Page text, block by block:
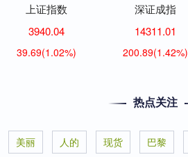
上证指数
3940.04
39.69(1.02%)
深证成指
14311.01
200.89(1.42%)
热点关注
美丽 人的 现货 巴黎